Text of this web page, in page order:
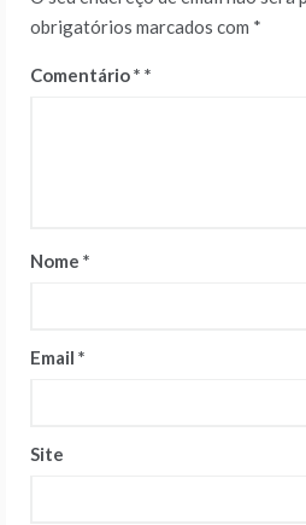
obrigatórios marcados com *
Comentário*
Nome *
Email *
Site